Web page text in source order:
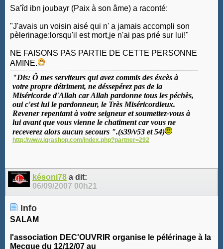
Sa'îd ibn joubayr (Paix à son âme) a raconté:
"J'avais un voisin aisé qui n' a jamais accompli son
pèlerinage:lorsqu'il est mort,je n'ai pas prié sur lui!"
NE FAISONS PAS PARTIE DE CETTE PERSONNE
AMINE.
"Dis: Ô mes serviteurs qui avez commis des éxcès à
votre propre détriment, ne déssepérez pas de la
Miséricorde d'Allah car Allah pardonne tous les péchès,
oui c'est lui le pardonneur, le Très Miséricordieux.
Revener repentant à votre seigneur et soumettez-vous à
lui avant que vous vienne le chatiment car vous ne
receverez alors aucun secours ".(s39/v53 et 54)
http://www.iqrashop.com/index.php?partner=292
késoni78 a dit:
06/09/2007 00h21
Info
SALAM
l'association DEC'OUVRIR organise le pélérinage à la
Mecque du 12/12/07 au